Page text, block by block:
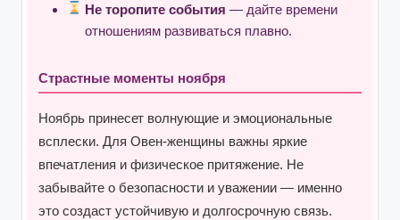
Не торопите события — дайте времени
отношениям развиваться плавно.
Страстные моменты ноября
Ноябрь принесет волнующие и эмоциональные
всплески. Для Овен-женщины важны яркие
впечатления и физическое притяжение. Не
забывайте о безопасности и уважении — именно
это создаст устойчивую и долгосрочную связь.